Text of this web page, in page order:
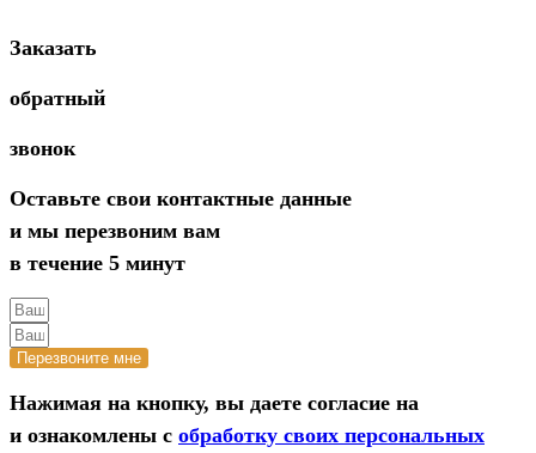
Заказать
обратный
звонок
Оставьте свои контактные данные
и мы перезвоним вам
в течение 5 минут
Перезвоните мне
Нажимая на кнопку, вы даете согласие на
и ознакомлены с обработку своих персональных